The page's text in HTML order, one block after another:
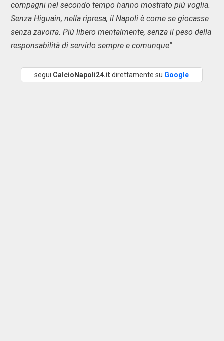
compagni nel secondo tempo hanno mostrato più voglia.
Senza Higuain, nella ripresa, il Napoli è come se giocasse
senza zavorra. Più libero mentalmente, senza il peso della
responsabilità di servirlo sempre e comunque"
segui CalcioNapoli24.itdirettamente su Google